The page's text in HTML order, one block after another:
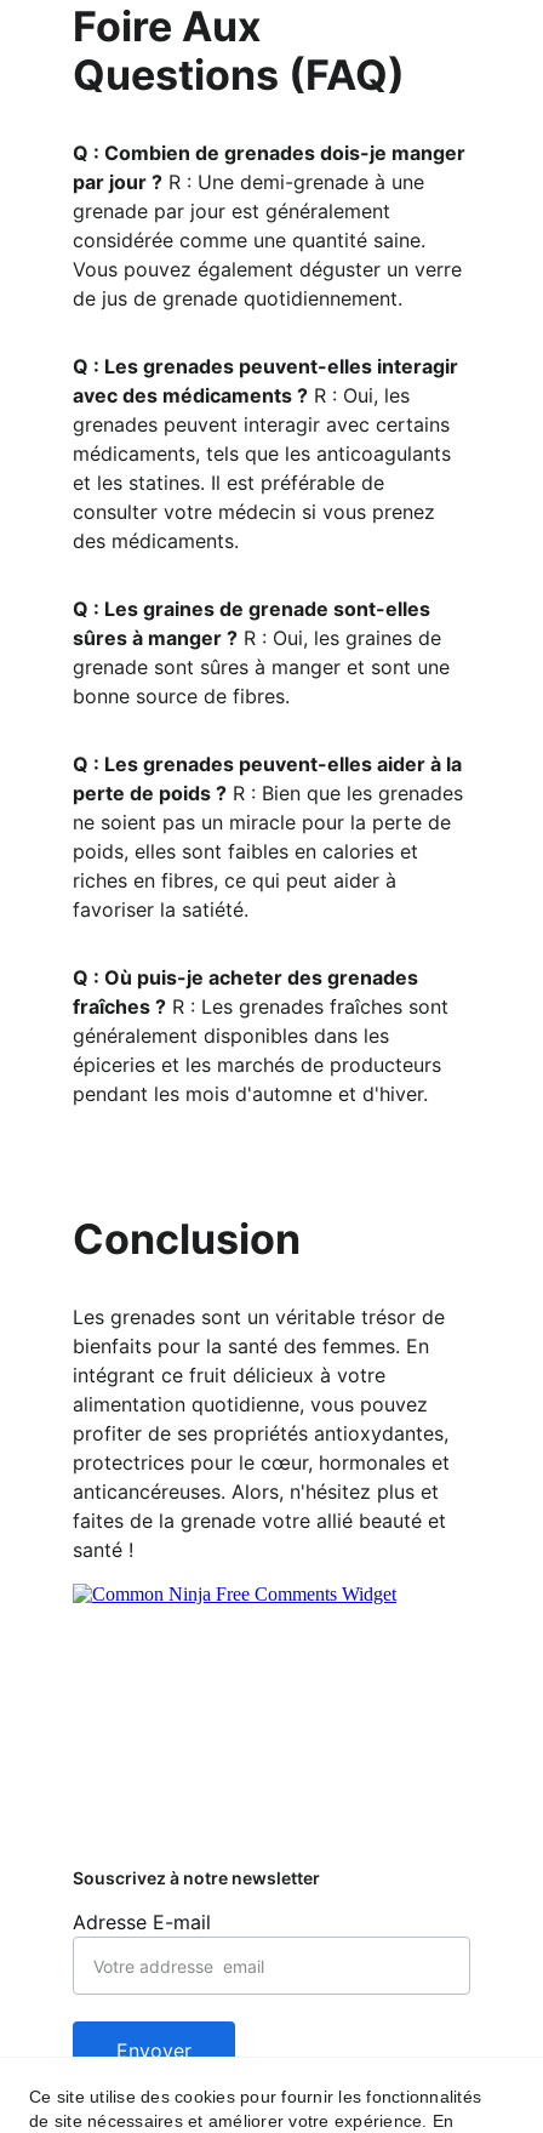
Foire Aux
Questions (FAQ)
Q : Combien de grenades dois-je manger
par jour ? R : Une demi-grenade à une
grenade par jour est généralement
considérée comme une quantité saine.
Vous pouvez également déguster un verre
de jus de grenade quotidiennement.
Q : Les grenades peuvent-elles interagir
avec des médicaments ? R : Oui, les
grenades peuvent interagir avec certains
médicaments, tels que les anticoagulants
et les statines. Il est préférable de
consulter votre médecin si vous prenez
des médicaments.
Q : Les graines de grenade sont-elles
sûres à manger ? R : Oui, les graines de
grenade sont sûres à manger et sont une
bonne source de fibres.
Q : Les grenades peuvent-elles aider à la
perte de poids ? R : Bien que les grenades
ne soient pas un miracle pour la perte de
poids, elles sont faibles en calories et
riches en fibres, ce qui peut aider à
favoriser la satiété.
Q : Où puis-je acheter des grenades
fraîches ? R : Les grenades fraîches sont
généralement disponibles dans les
épiceries et les marchés de producteurs
pendant les mois d'automne et d'hiver.
Conclusion
Les grenades sont un véritable trésor de
bienfaits pour la santé des femmes. En
intégrant ce fruit délicieux à votre
alimentation quotidienne, vous pouvez
profiter de ses propriétés antioxydantes,
protectrices pour le cœur, hormonales et
anticancéreuses. Alors, n'hésitez plus et
faites de la grenade votre allié beauté et
santé !
Adresse E-mail
Envoyer
Souscrivez à notre newsletter
Ce site utilise des cookies pour fournir les fonctionnalités
de site nécessaires et améliorer votre expérience. En